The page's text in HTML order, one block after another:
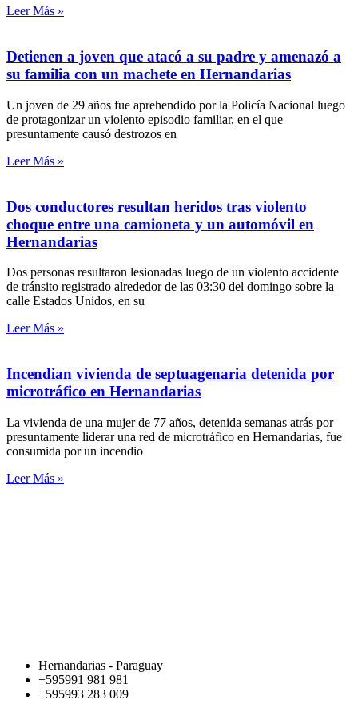
Leer Más »
Detienen a joven que atacó a su padre y amenazó a
su familia con un machete en Hernandarias
Un joven de 29 años fue aprehendido por la Policía Nacional luego
de protagonizar un violento episodio familiar, en el que
presuntamente causó destrozos en
Leer Más »
Dos conductores resultan heridos tras violento
choque entre una camioneta y un automóvil en
Hernandarias
Dos personas resultaron lesionadas luego de un violento accidente
de tránsito registrado alrededor de las 03:30 del domingo sobre la
calle Estados Unidos, en su
Leer Más »
Incendian vivienda de septuagenaria detenida por
microtráfico en Hernandarias
La vivienda de una mujer de 77 años, detenida semanas atrás por
presuntamente liderar una red de microtráfico en Hernandarias, fue
consumida por un incendio
Leer Más »
Hernandarias - Paraguay
+595991 981 981
+595993 283 009